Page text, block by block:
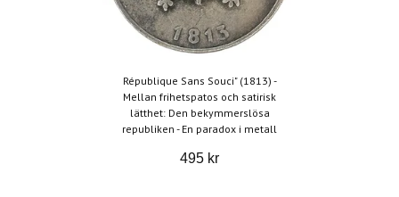
République Sans Souci" (1813) -
Mellan frihetspatos och satirisk
lätthet: Den bekymmerslösa
republiken - En paradox i metall
495 kr